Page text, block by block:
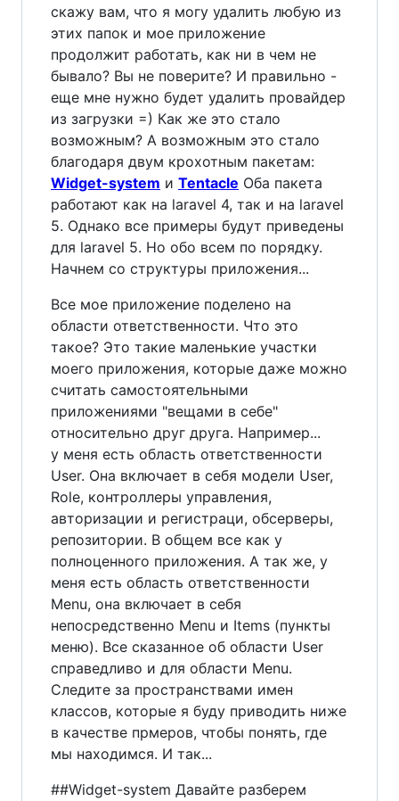
скажу вам, что я могу удалить любую из
этих папок и мое приложение
продолжит работать, как ни в чем не
бывало? Вы не поверите? И правильно -
еще мне нужно будет удалить провайдер
из загрузки =) Как же это стало
возможным? А возможным это стало
благодаря двум крохотным пакетам:
Widget-system и Tentacle Оба пакета
работают как на laravel 4, так и на laravel
5. Однако все примеры будут приведены
для laravel 5. Но обо всем по порядку.
Начнем со структуры приложения...
Все мое приложение поделено на
области ответственности. Что это
такое? Это такие маленькие участки
моего приложения, которые даже можно
считать самостоятельными
приложениями "вещами в себе"
относительно друг друга. Например...
у меня есть область ответственности
User. Она включает в себя модели User,
Role, контроллеры управления,
авторизации и регистраци, обсерверы,
репозитории. В общем все как у
полноценного приложения. А так же, у
меня есть область ответственности
Menu, она включает в себя
непосредственно Меnu и Items (пункты
меню). Все сказанное об области User
справедливо и для области Menu.
Следите за пространствами имен
классов, которые я буду приводить ниже
в качестве прмеров, чтобы понять, где
мы находимся. И так...
##Widget-system Давайте разберем